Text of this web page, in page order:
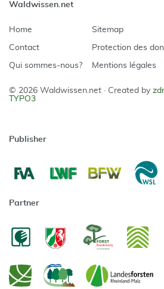
Waldwissen.net
Home
Contact
Qui sommes-nous?
Sitemap
Protection des
Mentions légales
© 2026 Waldwissen.net · Created by
TYPO3
Publisher
Partner